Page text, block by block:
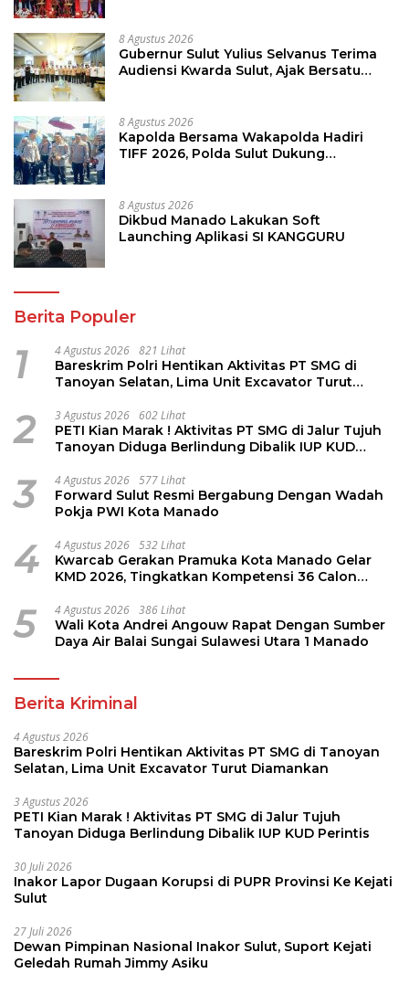
8 Agustus 2026
Gubernur Sulut Yulius Selvanus Terima
Audiensi Kwarda Sulut, Ajak Bersatu
8 Agustus 2026
Kapolda Bersama Wakapolda Hadiri
TIFF 2026, Polda Sulut Dukung
8 Agustus 2026
Dikbud Manado Lakukan Soft
Launching Aplikasi SI KANGGURU
Berita Populer
1 4 Agustus 2026 821 Lihat
Bareskrim Polri Hentikan Aktivitas PT SMG di
Tanoyan Selatan, Lima Unit Excavator Turut
2 3 Agustus 2026 602 Lihat
PETI Kian Marak ! Aktivitas PT SMG di Jalur Tujuh
Tanoyan Diduga Berlindung Dibalik IUP KUD
3 4 Agustus 2026 577 Lihat
Forward Sulut Resmi Bergabung Dengan Wadah
Pokja PWI Kota Manado
4 4 Agustus 2026 532 Lihat
Kwarcab Gerakan Pramuka Kota Manado Gelar
KMD 2026, Tingkatkan Kompetensi 36 Calon
5 4 Agustus 2026 386 Lihat
Wali Kota Andrei Angouw Rapat Dengan Sumber
Daya Air Balai Sungai Sulawesi Utara 1 Manado
Berita Kriminal
4 Agustus 2026
Bareskrim Polri Hentikan Aktivitas PT SMG di Tanoyan
Selatan, Lima Unit Excavator Turut Diamankan
3 Agustus 2026
PETI Kian Marak ! Aktivitas PT SMG di Jalur Tujuh
Tanoyan Diduga Berlindung Dibalik IUP KUD Perintis
30 Juli 2026
Inakor Lapor Dugaan Korupsi di PUPR Provinsi Ke Kejati
Sulut
27 Juli 2026
Dewan Pimpinan Nasional Inakor Sulut, Suport Kejati
Geledah Rumah Jimmy Asiku